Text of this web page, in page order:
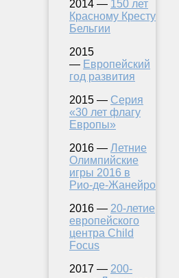
2014 — 150 лет
Красному Кресту
Бельгии
2015
— Европейский
год развития
2015 — Серия
«30 лет флагу
Европы»
2016 — Летние
Олимпийские
игры 2016 в
Рио-де-Жанейро
2016 — 20-летие
европейского
центра Child
Focus
2017 — 200-